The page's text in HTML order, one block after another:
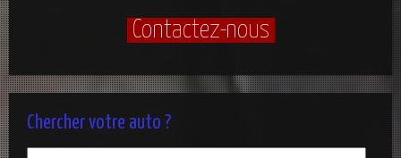
Contactez-nous
Chercher votre auto ?